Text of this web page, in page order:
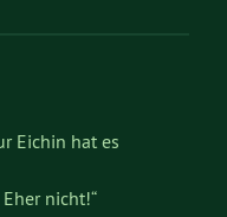
Eichin hat es
nicht!“